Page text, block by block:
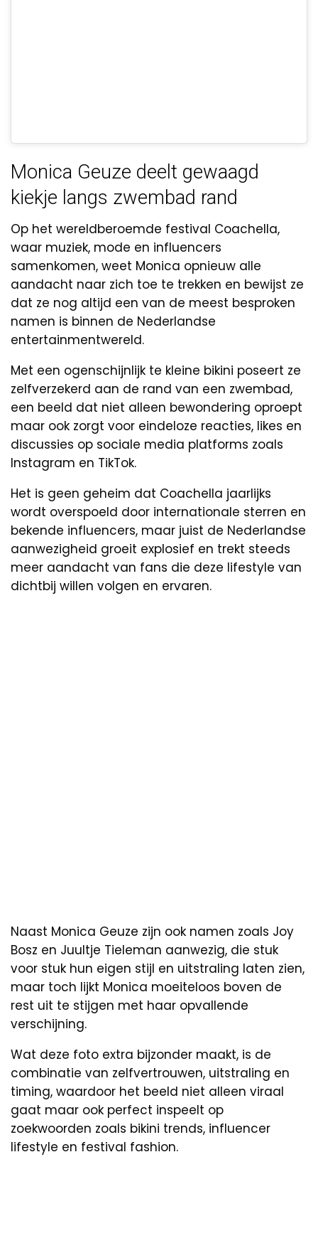
Monica Geuze deelt gewaagd
kiekje langs zwembad rand
Op het wereldberoemde festival Coachella,
waar muziek, mode en influencers
samenkomen, weet Monica opnieuw alle
aandacht naar zich toe te trekken en bewijst ze
dat ze nog altijd een van de meest besproken
namen is binnen de Nederlandse
entertainmentwereld.
Met een ogenschijnlijk te kleine bikini poseert ze
zelfverzekerd aan de rand van een zwembad,
een beeld dat niet alleen bewondering oproept
maar ook zorgt voor eindeloze reacties, likes en
discussies op sociale media platforms zoals
Instagram en TikTok.
Het is geen geheim dat Coachella jaarlijks
wordt overspoeld door internationale sterren en
bekende influencers, maar juist de Nederlandse
aanwezigheid groeit explosief en trekt steeds
meer aandacht van fans die deze lifestyle van
dichtbij willen volgen en ervaren.
Naast Monica Geuze zijn ook namen zoals Joy
Bosz en Juultje Tieleman aanwezig, die stuk
voor stuk hun eigen stijl en uitstraling laten zien,
maar toch lijkt Monica moeiteloos boven de
rest uit te stijgen met haar opvallende
verschijning.
Wat deze foto extra bijzonder maakt, is de
combinatie van zelfvertrouwen, uitstraling en
timing, waardoor het beeld niet alleen viraal
gaat maar ook perfect inspeelt op
zoekwoorden zoals bikini trends, influencer
lifestyle en festival fashion.